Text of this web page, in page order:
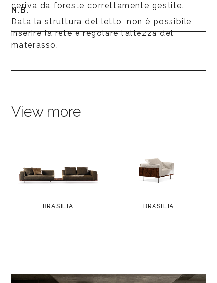
deriva da foreste correttamente gestite.
N.B.
Data la struttura del letto, non è possibile
inserire la rete e regolare l’altezza del
materasso.
View more
BRASILIA BRASILIA